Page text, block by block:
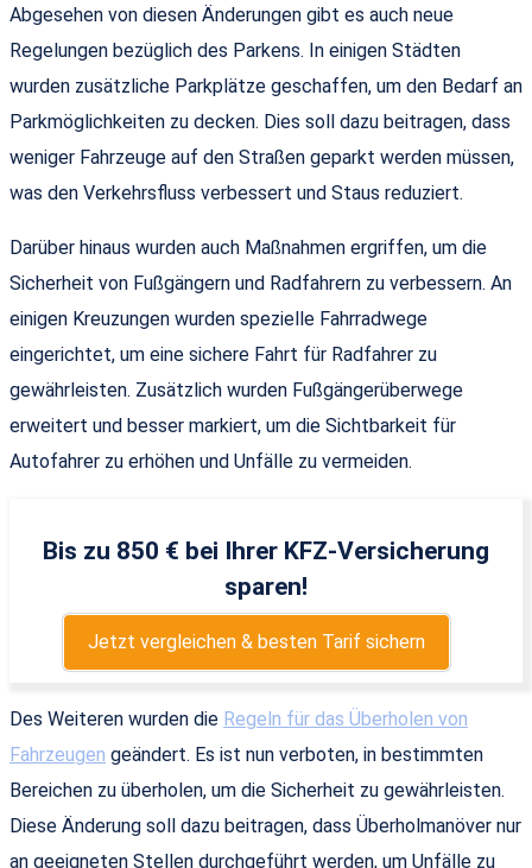
Abgesehen von diesen Änderungen gibt es auch neue
Regelungen bezüglich des Parkens. In einigen Städten
wurden zusätzliche Parkplätze geschaffen, um den Bedarf an
Parkmöglichkeiten zu decken. Dies soll dazu beitragen, dass
weniger Fahrzeuge auf den Straßen geparkt werden müssen,
was den Verkehrsfluss verbessert und Staus reduziert.
Darüber hinaus wurden auch Maßnahmen ergriffen, um die
Sicherheit von Fußgängern und Radfahrern zu verbessern. An
einigen Kreuzungen wurden spezielle Fahrradwege
eingerichtet, um eine sichere Fahrt für Radfahrer zu
gewährleisten. Zusätzlich wurden Fußgängerüberwege
erweitert und besser markiert, um die Sichtbarkeit für
Autofahrer zu erhöhen und Unfälle zu vermeiden.
Bis zu 850 € bei Ihrer KFZ-Versicherung
sparen!
Jetzt vergleichen & besten Tarif sichern
Des Weiteren wurden die Regeln für das Überholen von
Fahrzeugen geändert. Es ist nun verboten, in bestimmten
Bereichen zu überholen, um die Sicherheit zu gewährleisten.
Diese Änderung soll dazu beitragen, dass Überholmanöver nur
an geeigneten Stellen durchgeführt werden, um Unfälle zu